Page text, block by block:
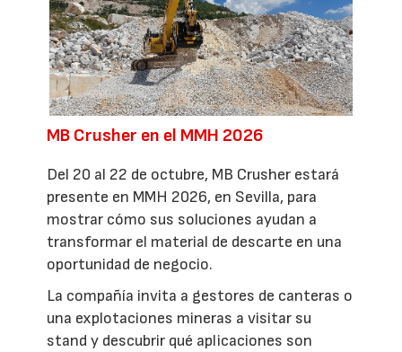
MB Crusher en el MMH 2026
Del 20 al 22 de octubre, MB Crusher estará
presente en MMH 2026, en Sevilla, para
mostrar cómo sus soluciones ayudan a
transformar el material de descarte en una
oportunidad de negocio.
La compañía invita a gestores de canteras o
una explotaciones mineras a visitar su
stand y descubrir qué aplicaciones son